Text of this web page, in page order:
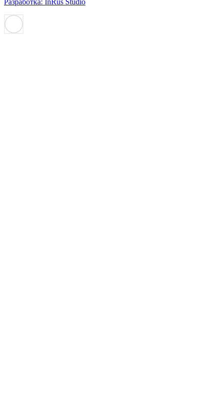
Разработка: InRus Studio